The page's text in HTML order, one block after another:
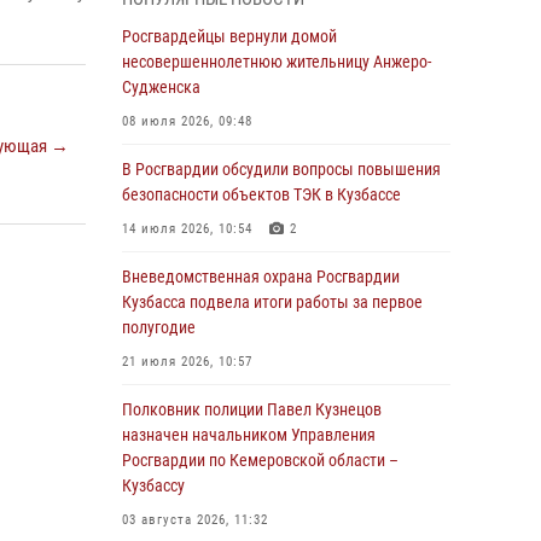
→
В Кузбассе стартовал чемпионат Сибирского
ордена Жукова округа Росгвардии по
служебно-боевой стрельбе
05 августа 2026, 10:53
дебошира, устроившего конфликт в
медицинском учреждении
05 августа 2026, 09:30
Росгвардейцы задержали участника драки,
причинившего побои оппоненту
05 августа 2026, 08:50
общественного порядка на городском пляже
05 августа 2026, 08:10
Росгвардейцы в Юрге пресекли попытку
проникновения на территорию частного
Росгвардейцы вернули домой
несовершеннолетнюю жительницу Анжеро-
Судженска
08 июля 2026, 09:48
В Росгвардии обсудили вопросы повышения
безопасности объектов ТЭК в Кузбассе
14 июля 2026, 10:54 2
Вневедомственная охрана Росгвардии
Кузбасса подвела итоги работы за первое
полугодие
21 июля 2026, 10:57
Полковник полиции Павел Кузнецов
назначен начальником Управления
Росгвардии по Кемеровской области –
Кузбассу
03 августа 2026, 11:32